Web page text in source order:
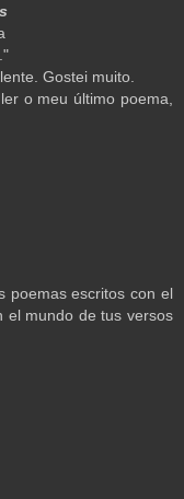
Gostei muito.
ler o meu último poema,
poemas escritos con el
el mundo de tus versos